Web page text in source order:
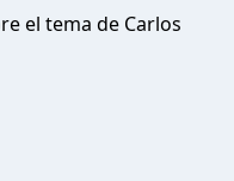
el tema de Carlos